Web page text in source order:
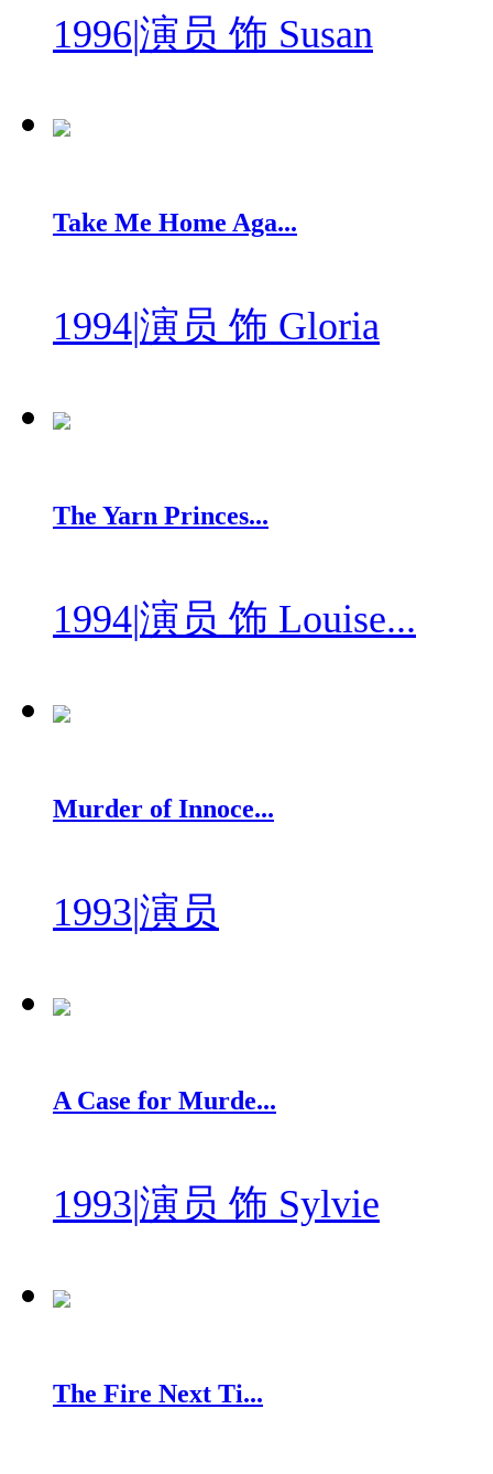
1996|演员 饰 Susan
Take Me Home Aga...
1994|演员 饰 Gloria
The Yarn Princes...
1994|演员 饰 Louise...
Murder of Innoce...
1993|演员
A Case for Murde...
1993|演员 饰 Sylvie
The Fire Next Ti...